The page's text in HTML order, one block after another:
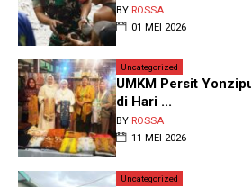
BY ROSSA
01 MEI 2026
Uncategorized
UMKM Persit
di Hari ...
BY ROSSA
11 MEI 2026
Uncategorized